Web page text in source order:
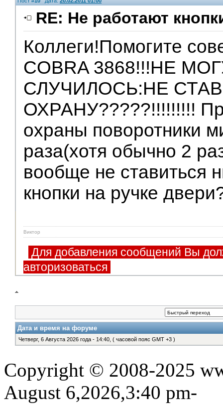
RE: Не работают
Коллеги!Помогите
COBRA 3868!!!НЕ
СЛУЧИЛОСЬ:НЕ
ОХРАНУ?????!!!!!!!!!
охраны поворотники
раза(хотя обычно 2
вообще не ставиться
кнопки на ручке
Виктор
Для добавления сообщений Вы
авторизоваться
Дата и время на форуме
Четверг, 6 Августа 2026 года - 14:40, ( часовой пояс GMT +3 )
Copyright © 2008-2025
August 6,2026,3:40 pm-